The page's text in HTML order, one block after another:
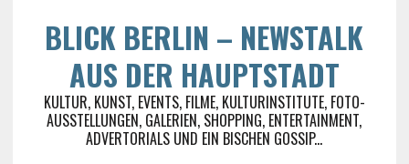
BLICK BERLIN – NEWSTALK
AUS DER HAUPTSTADT
KULTUR, KUNST, EVENTS, FILME, KULTURINSTITUTE, FOTO-
AUSSTELLUNGEN, GALERIEN, SHOPPING, ENTERTAINMENT,
ADVERTORIALS UND EIN BISCHEN GOSSIP...